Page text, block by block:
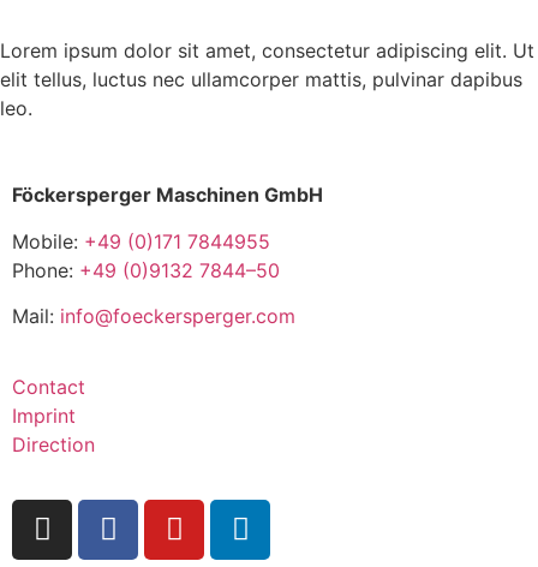
Lorem ipsum dolor sit amet, consectetur adipiscing elit. Ut
elit tellus, luctus nec ullamcorper mattis, pulvinar dapibus
leo.
Föckersperger Maschinen GmbH
Mobile: +49 (0)171 7844955
Phone: +49 (0)9132 7844–50
Mail: info@foeckersperger.com
Contact
Imprint
Direction